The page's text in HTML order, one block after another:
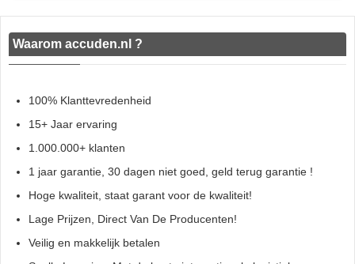
Waarom accuden.nl ?
100% Klanttevredenheid
15+ Jaar ervaring
1.000.000+ klanten
1 jaar garantie, 30 dagen niet goed, geld terug garantie !
Hoge kwaliteit, staat garant voor de kwaliteit!
Lage Prijzen, Direct Van De Producenten!
Veilig en makkelijk betalen